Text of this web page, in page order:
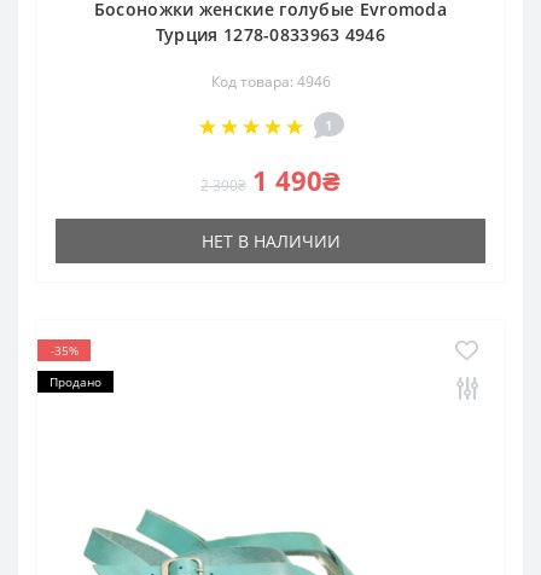
Босоножки женские голубые Evromoda
Турция 1278-0833963 4946
Код товара: 4946
1
2 390₴ 1 490₴
НЕТ В НАЛИЧИИ
-35%
Продано